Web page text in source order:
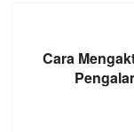
Cara